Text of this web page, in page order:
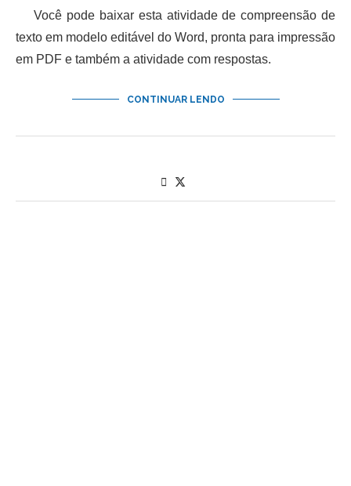
Você pode baixar esta atividade de compreensão de
texto em modelo editável do Word, pronta para impressão
em PDF e também a atividade com respostas.
CONTINUAR LENDO